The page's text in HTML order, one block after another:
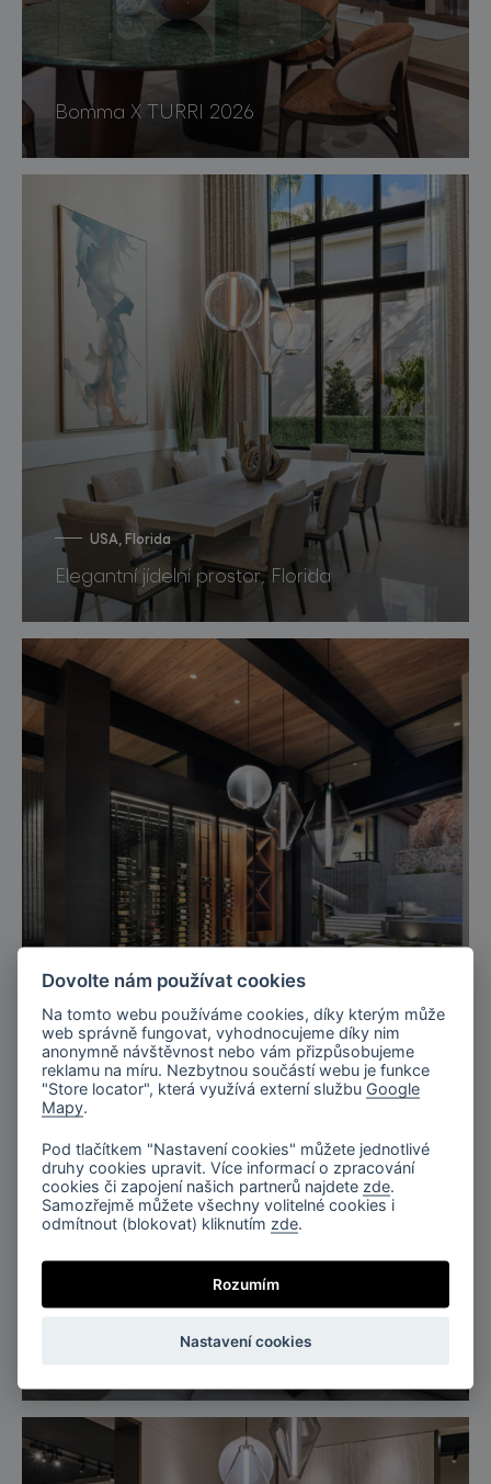
Bomma X TURRI 2026
USA, Florida
Elegantní jídelní prostor, Florida
Rezidence Onyx, Arizona
Byt Vinohradská č.2, Praha
Dovolte nám používat cookies
Na tomto webu používáme cookies, díky kterým může
web správně fungovat, vyhodnocujeme díky nim
anonymně návštěvnost nebo vám přizpůsobujeme
reklamu na míru. Nezbytnou součástí webu je funkce
"Store locator", která využívá externí službu Google
Mapy
Pod tlačítkem "Nastavení cookies" můžete jednotlivé
druhy cookies upravit. Více informací o zpracování
cookies či zapojení našich partnerů najdete zde
Samozřejmě můžete všechny volitelné cookies i
odmítnout (blokovat) kliknutím zde
Rozumím
Nastavení cookies